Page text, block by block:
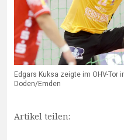
Edgars Kuksa zeigte im OHV-Tor
Doden/Emden
Artikel teilen: